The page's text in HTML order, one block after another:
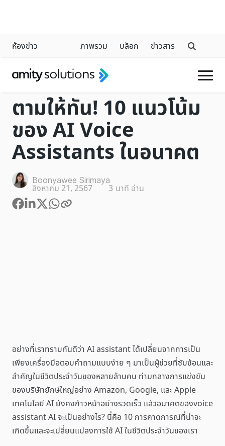
ห้องข่าว ภาพรวม บล็อก ข่าวสาร
VOICEBOT
ตามให้ทัน! 10 แนวโน้ม
ของ AI Voice
Assistants ในอนาคต
Boonyawee Sirimaya
สิงหาคม 21, 2567 3 นาที อ่าน
อย่างที่เราทราบกันดีว่า AI assistant ได้เปลี่ยนจากการเป็น
เพียงเครื่องมือตอบคำถามแบบง่าย ๆ มาเป็นผู้ช่วยที่ซับซ้อนและ
สำคัญในชีวิตประจำวันของหลายล้านคน ท่ามกลางการแข่งขัน
ของบริษัทยักษ์ใหญ่อย่าง Amazon, Google, และ Apple
เทคโนโลยี AI ยังคงก้าวหน้าอย่างรวดเร็ว แล้วอนาคตของvoice
assistant AI จะเป็นอย่างไร? นี่คือ 10 การคาดการณ์ที่น่าจะ
เกิดขึ้นและจะเปลี่ยนแปลงการใช้ AI ในชีวิตประจำวันของเรา